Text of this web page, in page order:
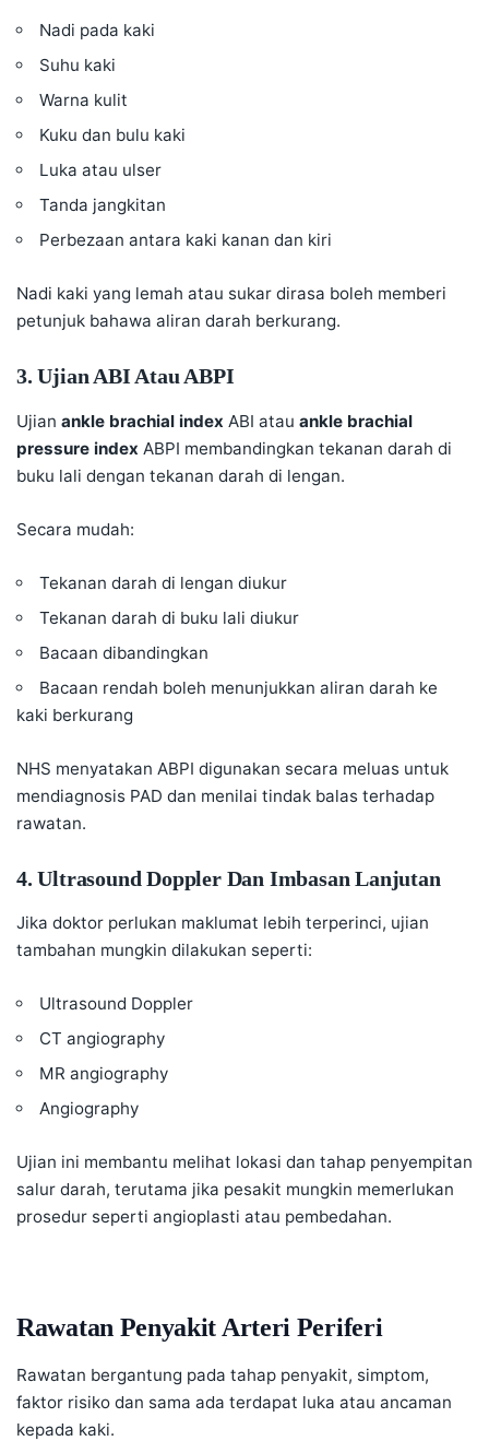
Nadi pada kaki
Suhu kaki
Warna kulit
Kuku dan bulu kaki
Luka atau ulser
Tanda jangkitan
Perbezaan antara kaki kanan dan kiri
Nadi kaki yang lemah atau sukar dirasa boleh memberi
petunjuk bahawa aliran darah berkurang.
3. Ujian ABI Atau ABPI
Ujian ankle brachial index ABI atau ankle brachial
pressure index ABPI membandingkan tekanan darah di
buku lali dengan tekanan darah di lengan.
Secara mudah:
Tekanan darah di lengan diukur
Tekanan darah di buku lali diukur
Bacaan dibandingkan
Bacaan rendah boleh menunjukkan aliran darah ke
kaki berkurang
NHS menyatakan ABPI digunakan secara meluas untuk
mendiagnosis PAD dan menilai tindak balas terhadap
rawatan.
4. Ultrasound Doppler Dan Imbasan Lanjutan
Jika doktor perlukan maklumat lebih terperinci, ujian
tambahan mungkin dilakukan seperti:
Ultrasound Doppler
CT angiography
MR angiography
Angiography
Ujian ini membantu melihat lokasi dan tahap penyempitan
salur darah, terutama jika pesakit mungkin memerlukan
prosedur seperti angioplasti atau pembedahan.
Rawatan Penyakit Arteri Periferi
Rawatan bergantung pada tahap penyakit, simptom,
faktor risiko dan sama ada terdapat luka atau ancaman
kepada kaki.